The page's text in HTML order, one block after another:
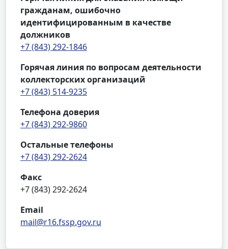
гражданам, ошибочно
идентифицированным в качестве
должников
+7 (843) 292-1846
Горячая линия по вопросам деятельности
коллекторских организаций
+7 (843) 514-9235
Телефона доверия
+7 (843) 292-9860
Остальные телефоны
+7 (843) 292-2624
Факс
+7 (843) 292-2624
Email
mail@r16.fssp.gov.ru